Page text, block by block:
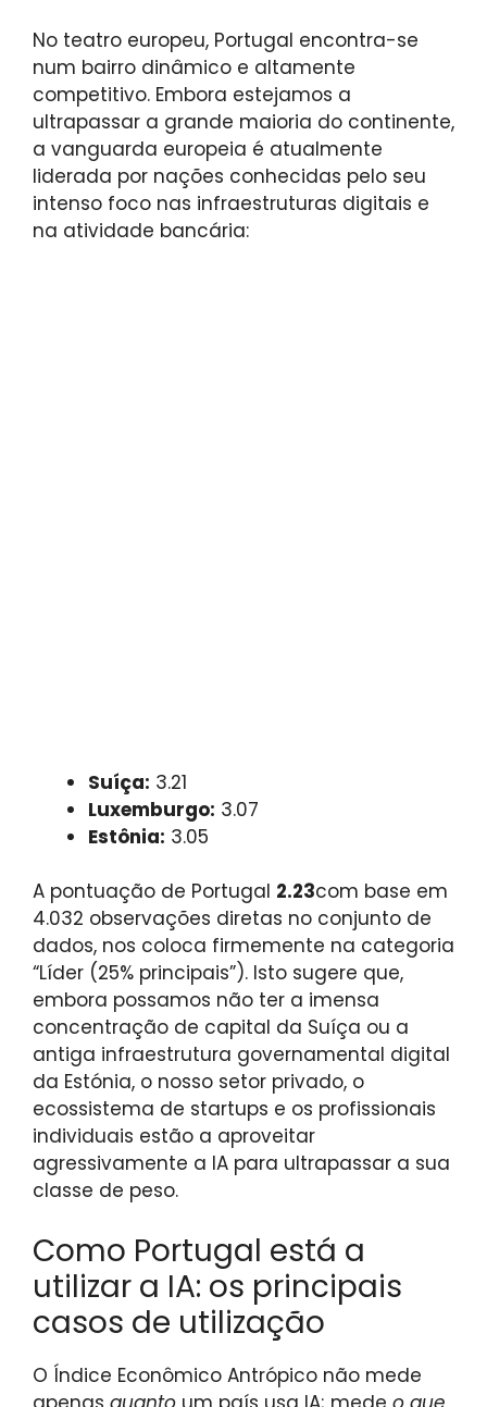
No teatro europeu, Portugal encontra-se
num bairro dinâmico e altamente
competitivo. Embora estejamos a
ultrapassar a grande maioria do continente,
a vanguarda europeia é atualmente
liderada por nações conhecidas pelo seu
intenso foco nas infraestruturas digitais e
na atividade bancária:
Suíça: 3.21
Luxemburgo: 3.07
Estônia: 3.05
A pontuação de Portugal 2.23com base em
4.032 observações diretas no conjunto de
dados, nos coloca firmemente na categoria
“Líder (25% principais”). Isto sugere que,
embora possamos não ter a imensa
concentração de capital da Suíça ou a
antiga infraestrutura governamental digital
da Estónia, o nosso setor privado, o
ecossistema de startups e os profissionais
individuais estão a aproveitar
agressivamente a IA para ultrapassar a sua
classe de peso.
Como Portugal está a
utilizar a IA: os principais
casos de utilização
O Índice Econômico Antrópico não mede